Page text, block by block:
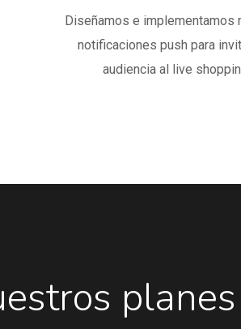
Diseñamos e implementamos
notificaciones push para
audiencia al live
planes